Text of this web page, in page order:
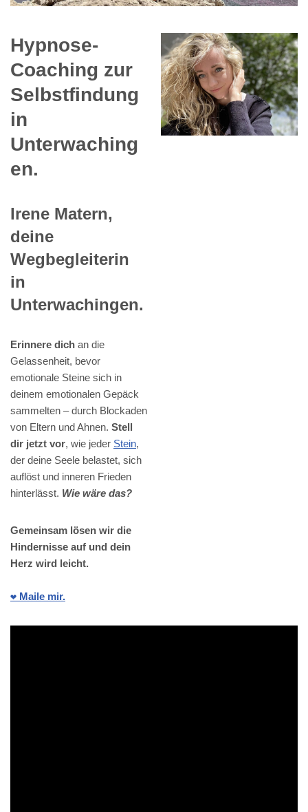
Hypnose-
Coaching zur
Selbstfindung
in
Unterwaching
en.
Irene Matern,
deine
Wegbegleiterin
in
Unterwachingen.
Erinnere dich an die
Gelassenheit, bevor
emotionale Steine sich in
deinem emotionalen Gepäck
sammelten – durch Blockaden
von Eltern und Ahnen. Stell
dir jetzt vor, wie jeder Stein,
der deine Seele belastet, sich
auflöst und inneren Frieden
hinterlässt. Wie wäre das?
Gemeinsam lösen wir die
Hindernisse auf und dein
Herz wird leicht.
❤️ Maile mir.